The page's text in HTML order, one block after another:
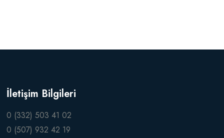
İletişim Bilgileri
0 (332) 503 41 02
0 (507) 932 42 19